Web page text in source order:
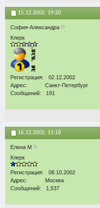
15.12.2002, 19:20
София-Александра
Клерк
Регистрация
02.12.2002
Адрес
Санкт-Петербург
Сообщений
191
16.12.2002, 11:18
Елена М
Клерк
Регистрация
08.10.2002
Адрес
Москва
Сообщений
1,537